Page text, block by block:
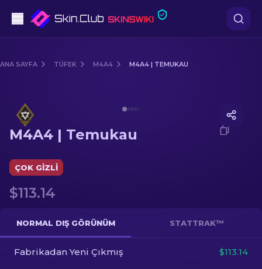
Dürbünlü Tüfek
Bıçaklar
Eldiven
Kasalar
Diğer
ANA SAYFA TÜFEK M4A4 M4A4 | TEMUKAU
M4A4 | Temukau
ÇOK GIZLI
$113.14
NORMAL DIŞ GÖRÜNÜM STATTRAK™
Fabrikadan Yeni Çıkmış $113.14